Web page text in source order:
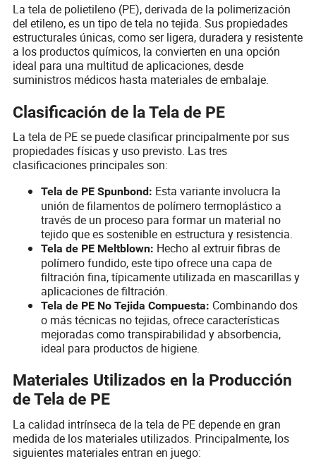
La tela de polietileno (PE), derivada de la polimerización
del etileno, es un tipo de tela no tejida. Sus propiedades
estructurales únicas, como ser ligera, duradera y resistente
a los productos químicos, la convierten en una opción
ideal para una multitud de aplicaciones, desde
suministros médicos hasta materiales de embalaje.
Clasificación de la Tela de PE
La tela de PE se puede clasificar principalmente por sus
propiedades físicas y uso previsto. Las tres
clasificaciones principales son:
Tela de PE Spunbond: Esta variante involucra la
unión de filamentos de polímero termoplástico a
través de un proceso para formar un material no
tejido que es sostenible en estructura y resistencia.
Tela de PE Meltblown: Hecho al extruir fibras de
polímero fundido, este tipo ofrece una capa de
filtración fina, típicamente utilizada en mascarillas y
aplicaciones de filtración.
Tela de PE No Tejida Compuesta: Combinando dos
o más técnicas no tejidas, ofrece características
mejoradas como transpirabilidad y absorbencia,
ideal para productos de higiene.
Materiales Utilizados en la Producción
de Tela de PE
La calidad intrínseca de la tela de PE depende en gran
medida de los materiales utilizados. Principalmente, los
siguientes materiales entran en juego: